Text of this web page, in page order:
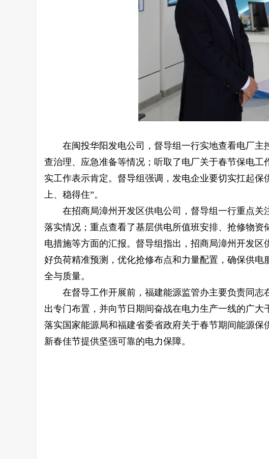
在闽投华阳发电公司，督导组一行实地查看电厂
查治理、应急准备等情况；听取了电厂关于春节保电
实工作表示肯定。督导组强调，发电企业要切实扛起
上、稳得住”。
在招商局漳州开发区供电公司，督导组一行重点
落实情况；重点查看了基层供电所值班安排、抢修物
电措施等方面的汇报。督导组指出，招商局漳州开发
好负荷精准预测，优化抢修布点和力量配置，确保供
全与质量。
在督导工作开展前，福建能源监管办主要负责同
出专门布置，并向节日期间奋战在电力生产一线的广
落实国家能源局和福建省委省政府关于春节期间能源
新春佳节提供坚强可靠的电力保障。